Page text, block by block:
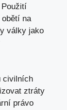
na
války jako
civilních
ztráty
právo